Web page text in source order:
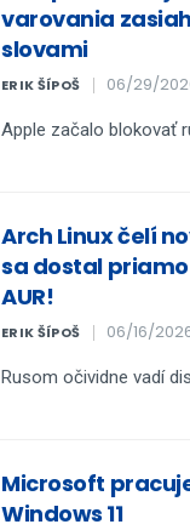
varovania
slovami
ERIK ŠÍPOŠ 06/29/
Apple začalo blokovať
Arch Linux čelí
sa dostal
AUR!
ERIK ŠÍPOŠ 06/16/
Rusom očividne vadí
Microsoft
Windows 11